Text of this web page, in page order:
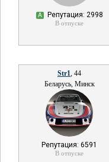
А Репутация: 2998
В отпуске
Str1, 44
Беларусь, Минск
Репутация: 6591
В отпуске